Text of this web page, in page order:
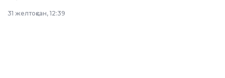
республиканского
31 желтоқсан, 12:39